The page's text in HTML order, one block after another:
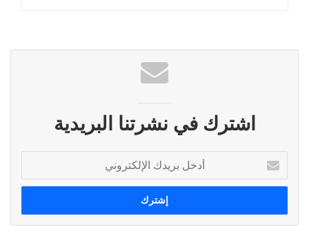
اشترك في نشرتنا البريدية
خ
ب